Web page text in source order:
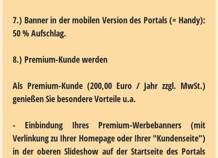
7.) Bannerin der mobilen Version des Portals (= Handy):
50 % Aufschlag.
8.) Premium-Kunde werden
Als Premium-Kunde (200,00 Euro / Jahr zzgl. MwSt.)
genießen Sie besondere Vorteile u.a.
- Einbindung Ihres Premium-Werbebanners (mit
Verlinkung zu Ihrer Homepage oder Ihrer "Kundenseite")
in der oberen Slideshow auf der Startseite des Portals